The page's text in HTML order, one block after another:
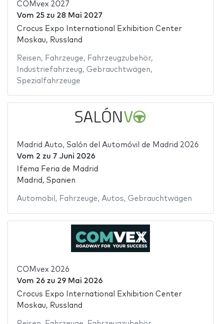
COMvex 2027
Vom 25zu 28 Mai 2027
Crocus Expo International Exhibition Center
Moskau, Russland
Reisen, Fahrzeuge, Fahrzeugzubehör,
Industriefahrzeug, Gebrauchtwägen,
Spezialfahrzeuge
Madrid Auto, Salón del Automóvil de Madrid 2026
Vom 2 zu 7 Juni 2026
Ifema Feria de Madrid
Madrid, Spanien
Automobil , Fahrzeuge, Autos, Gebrauchtwägen
COMvex 2026
Vom 26zu 29 Mai 2026
Crocus Expo International Exhibition Center
Moskau, Russland